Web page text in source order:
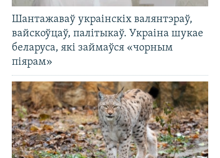
Шантажаваў украінскіх валянтэраў,
вайскоўцаў, палітыкаў. Украіна шукае
беларуса, які займаўся «чорным
піярам»